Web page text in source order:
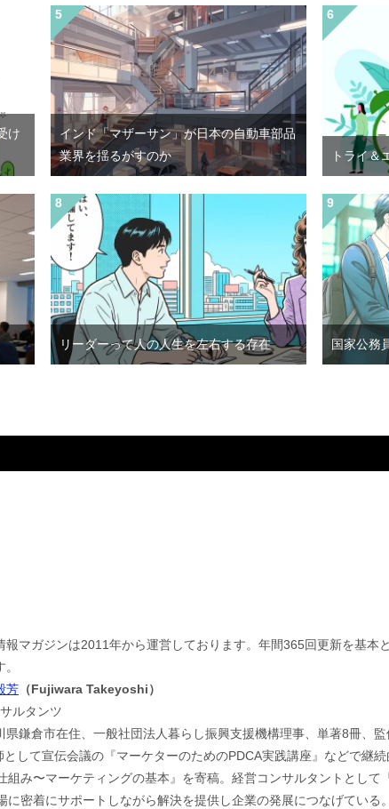
け
インド「マザーサン」が日本の自動車部品
業界を揺るがすのか
トライ＆
リーダーって人の人生を左右する存在 国家公務
報マガジンは2011年から運営しております。年間365回更新を基本
芳 （Fujiwara Takeyoshi）
ルタンツ
県鎌倉市在住、一般社団法人暮らし振興支援機構理事、単著8冊、
して宣伝会議の『マーケターのためのPDCA実践講座』などで継
組み〜マーケティングの基本』を寄稿。経営コンサルタントとして
に密着にサポートしながら解決を提供し企業の発展につなげている